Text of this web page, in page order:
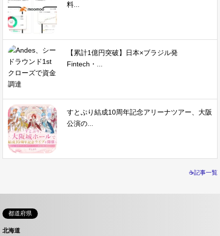
料...
【累計1億円突破】日本×ブラジル発
Fintech・...
すとぷり結成10周年記念アリーナツアー、大阪
公演の...
☕記事一覧
都道府県
北海道